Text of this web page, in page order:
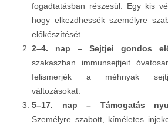
fogadtatásban részesül. Egy kis
hogy elkezdhessék személyre
előkészítését.
2–4. nap – Sejtjei gondos
szakaszban immunsejtjeit
felismerjék a méhnyak
változásokat.
5–17. nap – Támogatás
Személyre szabott, kíméletes